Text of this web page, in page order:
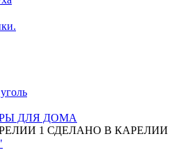
ДЛЯ ДОМА
СДЕЛАНО В КАРЕЛИИ